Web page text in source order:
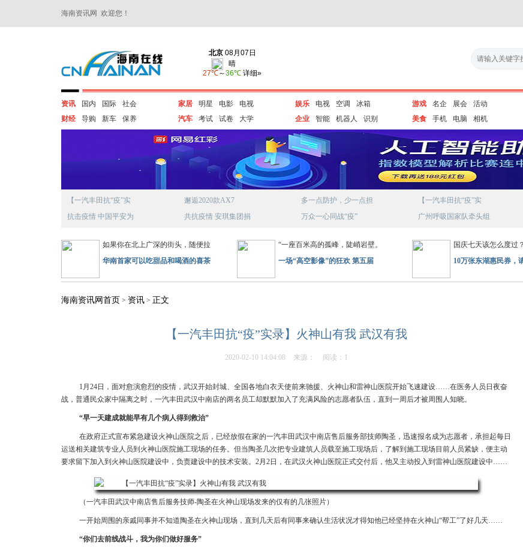
海南资讯网 欢迎您！
资讯 国内 国际
社会
财经
导购 新车 保养
家居 明星 电影
电视
汽车
考试 试卷 大学
娱乐 电视 空调
冰箱
企业
智能 机器人 识别
游戏 名企 展会
活动
美食
手机 电脑 相机
【一汽丰田抗“疫”实
抗击疫情 中国平安为
邂逅2020款AX7
共抗疫情 安琪集团捐
多一点防护，少一点担
万众一心同战“疫”
【一汽丰田抗“疫”实
广州呼吸国家队牵头组
如果你在北上广深的街头，随便拉
华南首家可以吃甜品和喝酒的喜茶
“一座百米高的孤峰，陡峭岩壁。
一场“高空影像”的狂欢 第五届
国庆七天该怎么度过
10万张东湖惠民券，
海南资讯网首页 > 资讯 > 正文
【一汽丰田抗“疫”实录】火神山有我 武汉有我
2020-02-10 14:04:08 来源： 阅读：1
1月24日，面对愈演愈烈的疫情，武汉开始封城、全国各地白衣天使前来驰援、火神山和雷神山医院开始飞速建设……在医务人员日夜奋
战，普通民众家中隔离之时，一汽丰田武汉中南店的两名员工却默默加入了充满风险的志愿者队伍，直到一周后才被周围人知晓。
“早一天建成就能早有几个病人得到救治”
在政府正式宣布紧急建设火神山医院之后，已经放假在家的一汽丰田武汉中南店售后服务部技师陶圣，迅速报名成为志愿者，承担起每日
运送相关建筑专业人员到火神山医院施工现场的任务。但当陶圣几次把专业建筑人员载至施工现场后，了解到施工现场目前人员紧缺，便主动
要求留下加入到火神山医院建设中，负责建设中的技术安装。2月2日，在武汉火神山医院正式交付后，他又主动投入到雷神山医院建设中……
（一汽丰田武汉中南店售后服务技师-陶圣在火神山现场发来的仅有的几张照片）
一开始周围的亲戚同事并不知道陶圣在火神山现场，直到几天后有同事来确认生活状况才得知他已经坚持在火神山“帮工”了好几天……
“你们去前线战斗，我为你们做好服务”